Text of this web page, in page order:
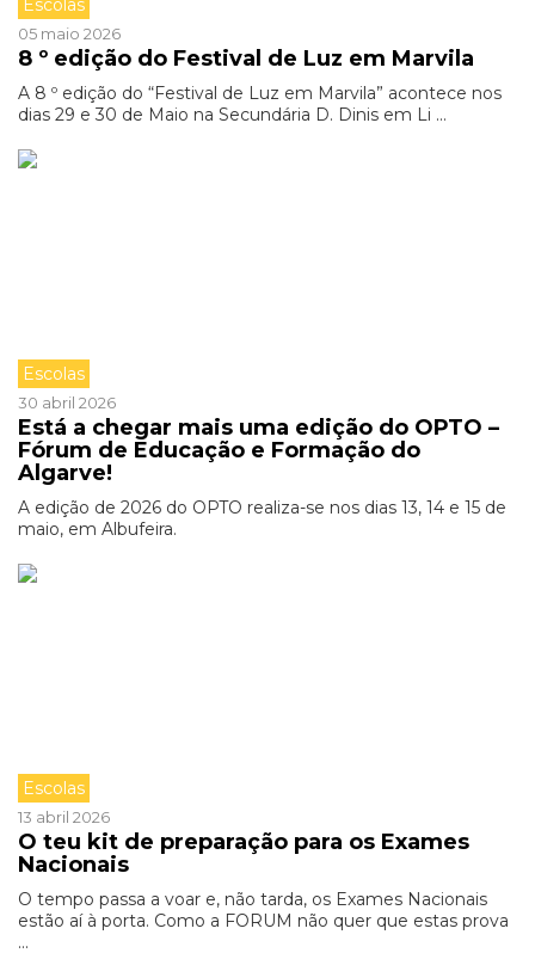
Escolas
05 maio 2026
8 º edição do Festival de Luz em Marvila
A 8 º edição do “Festival de Luz em Marvila” acontece nos
dias 29 e 30 de Maio na Secundária D. Dinis em Li ...
Escolas
30 abril 2026
Está a chegar mais uma edição do OPTO –
Fórum de Educação e Formação do
Algarve!
A edição de 2026 do OPTO realiza-se nos dias 13, 14 e 15 de
maio, em Albufeira.
Escolas
13 abril 2026
O teu kit de preparação para os Exames
Nacionais
O tempo passa a voar e, não tarda, os Exames Nacionais
estão aí à porta. Como a FORUM não quer que estas prova
...